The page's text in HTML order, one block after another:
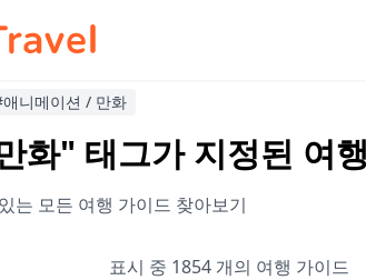
니메이션 / 만화
화" 태그가 지정된 여
는 모든 여행 가이드 찾아보기
표시 중 1854 개의 여행 가이드